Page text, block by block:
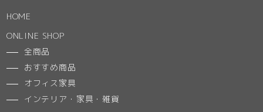
HOME
ONLINE SHOP
全商品
おすすめ商品
オフィス家具
インテリア・家具・雑貨